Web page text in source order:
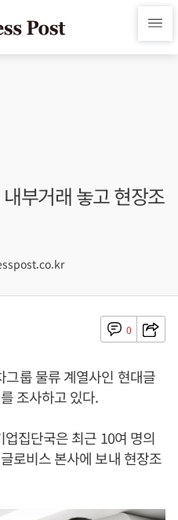
부거래 놓고 현장조
0
룹 물류 계열사인 현대글
조사하고 있다.
집단국은 최근 10여 명의
로비스 본사에 보내 현장조